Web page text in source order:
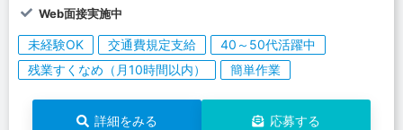
Web面接実施中
未経験OK 交通費規定支給
40～50代活躍中
残業すくなめ（月10時間以内）
簡単作業
詳細をみる 応募する